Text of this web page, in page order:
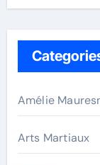
Amélie
Arts Martiaux